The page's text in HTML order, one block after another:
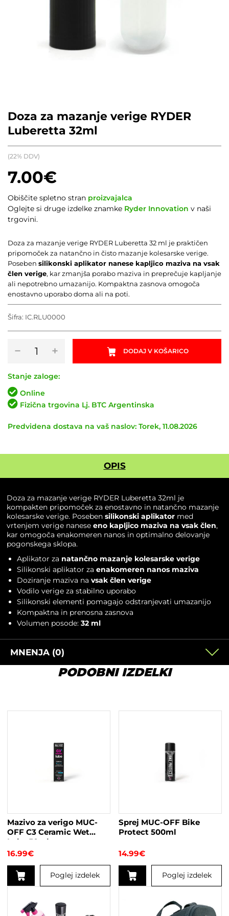
Doza za mazanje verige RYDER
Luberetta 32ml
7.00€
(22% DDV)
Doza za mazanje verige RYDER Luberetta 32 ml je praktičen
pripomoček za natančno in čisto mazanje kolesarske verige.
Poseben silikonski aplikator nanese kapljico maziva na vsak
člen verige, kar zmanjša porabo maziva in preprečuje kapljanje
ali nepotrebno umazanijo. Kompaktna zasnova omogoča
enostavno uporabo doma ali na poti.
−
verige
RYDER
Luberetta
32ml
+ DODAJ V KOŠARICO
Obiščite spletno stran proizvajalca
Oglejte si druge izdelke znamke Ryder Innovation v naši
trgovini.
Šifra: IC.RLU0000
Stanje zaloge:
Online
Fizična trgovina Lj. BTC Argentinska
Predvidena dostava na vaš naslov: Torek, 11.08.2026
OPIS
Doza za mazanje verige RYDER Luberetta 32ml je
kompakten pripomoček za enostavno in natančno mazanje
kolesarske verige. Poseben silikonski aplikatormed
vrtenjem verige nanese eno kapljico maziva na vsak člen,
kar omogoča enakomeren nanos in optimalno delovanje
pogonskega sklopa.
Aplikator za natančno mazanje kolesarske verige
Silikonski aplikator za enakomeren nanos maziva
Doziranje maziva na vsak člen verige
Vodilo verige za stabilno uporabo
Silikonski elementi pomagajo odstranjevati umazanijo
Kompaktna in prenosna zasnova
Volumen posode: 32 ml
MNENJA (0)
PODOBNI IZDELKI
Mazivo za verigo MUC-
OFF C3 Ceramic Wet
Lube 50ml
16.99€
Poglej izdelek
Sprej MUC-OFF Bike
Protect 500ml
14.99€
Poglej izdelek